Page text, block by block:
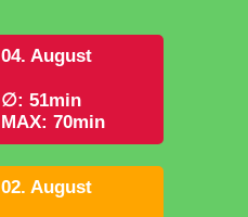
04. August
∅: 51min
MAX: 70min
02. August